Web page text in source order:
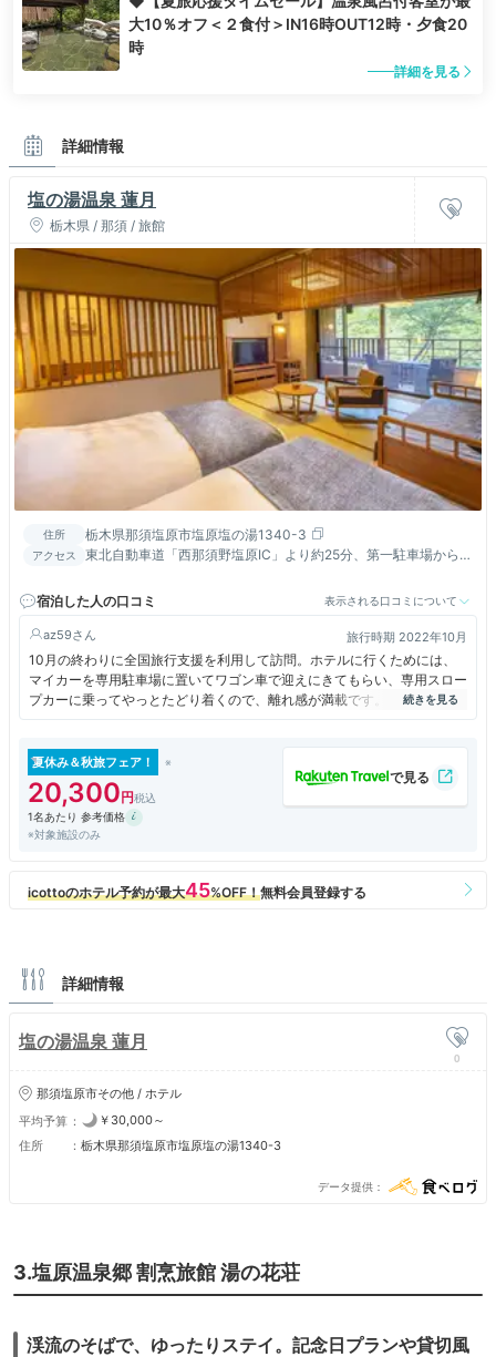
大10％オフ＜２食付＞IN16時OUT12時・夕食20
時
詳細を見る
詳細情報
塩の湯温泉 蓮月
栃木県 / 那須 / 旅館
住所 栃木県那須塩原市塩原塩の湯1340-3
アクセス
東北自動車道「西那須野塩原IC」より約25分、第一駐車場から無
塩原駅」より無料送迎バスで約35分、スロープカー乗り場から
約1分
宿泊した人の口コミ 表示される口コミについて
az59 旅行時期 2022年10月
10月の終わりに全国旅行支援を利用して訪問。ホテルに行くためには、
マイカーを専用駐車場に置いてワゴン車で迎えにきてもらい、専用スロー
プカーに乗ってやっとたどり着くので、離れ感が満載です。
共立メンテナンスの経営なので、ビールサービス、肉まん、アイス、夜泣
屋にも温泉があり、ビールを飲みながら露天風呂を楽しめます。
大浴場もいろいろなお風呂があって楽しめましたが、男女で朝晩の入れ替
えがあれば、さらに良かったのにと思いました。
夕食、朝食ともに、種類がたくさんあり、満足できました。
夏休み＆秋旅フェア！
20,300
1名あたり 参考価格
※対象施設のみ
詳細情報
塩の湯温泉 蓮月
0
那須塩原市その他 / ホテル
平均予算
￥30,000～
住所
栃木県那須塩原市塩原塩の湯1340-3
データ提供
3.塩原温泉郷 割烹旅館 湯の花荘
渓流のそばで、ゆったりステイ。記念日プランや貸切風